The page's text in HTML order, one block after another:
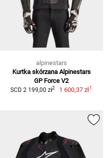
alpinestars
Kurtka skórzana Alpinestars
GP Force V2
SCD 2 199,00 zł2 1 600,37 zł1